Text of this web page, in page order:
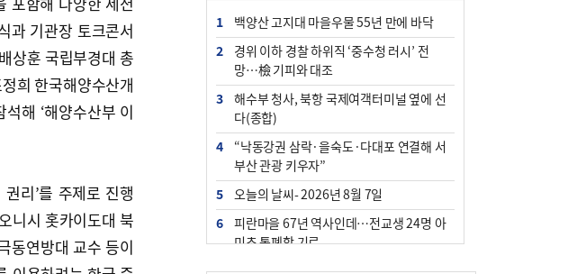
과 기관장 토크콘서
상훈 국립부경대 총
희 한국해양수산개
해 ‘해양수산부 이
리’를 주제로 진행
니시 홋카이도대 북
동연방대 교수 등이
1
백양산 고지대 마을우물 55년 만에 바닥
2
경위 이하 경찰 하위직 ‘중수청 러시’ 전
망…檢 기피와 대조
3
해수부 청사, 북항 국제여객터미널 옆에 선
다(종합)
4
“낙동강권 삼락·을숙도·다대포 연결해 서
부산 관광 키우자”
5
오늘의 날씨- 2026년 8월 7일
6
피란마을 67년 역사인데…전교생 24명 아
미초 통폐합 기로
7
부울경 주말부터 비소식…‘극한 폭염’ 한풀